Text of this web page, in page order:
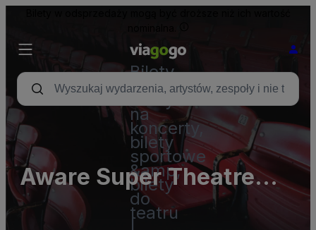
Bilety
-
Bilety
na
koncerty,
bilety
sportowe
&amp;
bilety
do
teatru
Aware Super Theatre
(InActive)